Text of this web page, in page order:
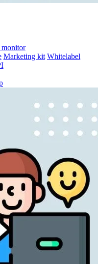
monitor
Marketing kit Whitelabel